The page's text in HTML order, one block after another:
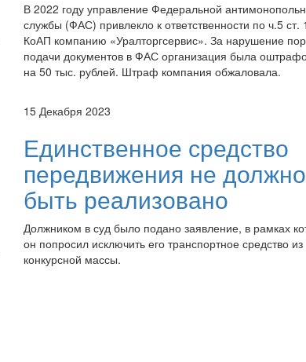
В 2022 году управление Федеральной
службы (ФАС) привлекло к ответственности по ч.5 ст.
КоАП компанию «Уралторгсервис». За нарушение
подачи документов в ФАС организация была
на 50 тыс. рублей. Штраф компания обжаловала.
15 Декабря 2023
Единственное средство
передвижения не должно
быть реализовано
Должником в суд было подано заявление, в рамках
он попросил исключить его транспортное средство из
конкурсной массы.